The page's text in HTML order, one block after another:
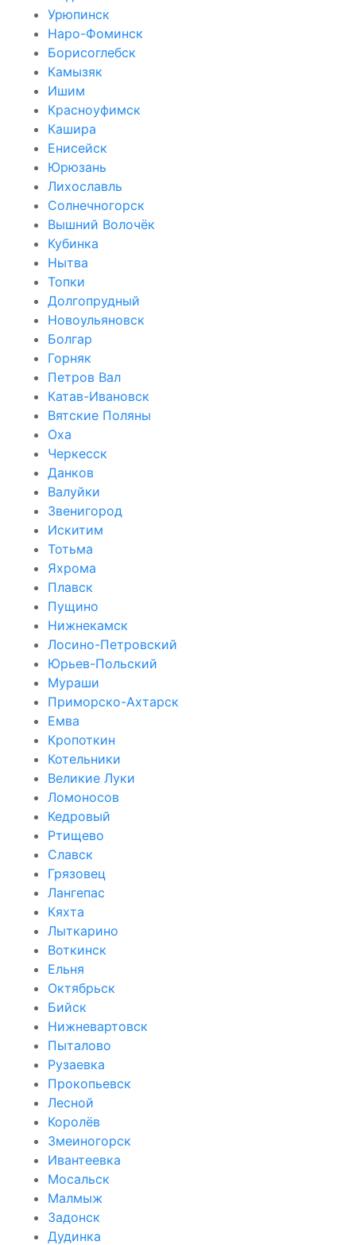
Урюпинск
Наро-Фоминск
Борисоглебск
Камызяк
Ишим
Красноуфимск
Кашира
Енисейск
Юрюзань
Лихославль
Солнечногорск
Вышний Волочёк
Кубинка
Нытва
Топки
Долгопрудный
Новоульяновск
Болгар
Горняк
Петров Вал
Катав-Ивановск
Вятские Поляны
Оха
Черкесск
Данков
Валуйки
Звенигород
Искитим
Тотьма
Яхрома
Плавск
Пущино
Нижнекамск
Лосино-Петровский
Юрьев-Польский
Мураши
Приморско-Ахтарск
Емва
Кропоткин
Котельники
Великие Луки
Ломоносов
Кедровый
Ртищево
Славск
Грязовец
Лангепас
Кяхта
Лыткарино
Воткинск
Ельня
Октябрьск
Бийск
Нижневартовск
Пыталово
Рузаевка
Прокопьевск
Лесной
Королёв
Змеиногорск
Ивантеевка
Мосальск
Малмыж
Задонск
Дудинка